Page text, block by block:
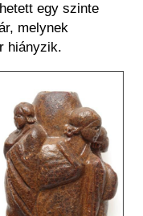
egy szinte
melynek
hiányzik.